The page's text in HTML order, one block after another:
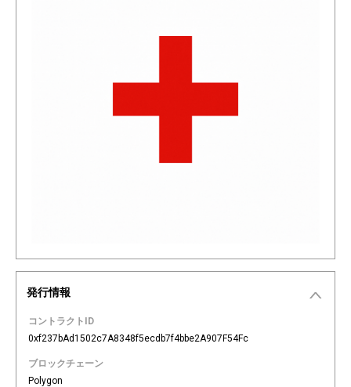
発行情報
コントラクトID
0xf237bAd1502c7A8348f5ecdb7f4bbe2A907F54Fc
ブロックチェーン
Polygon